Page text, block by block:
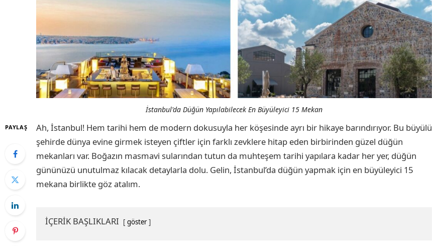
İstanbul'da Düğün Yapılabilecek En Büyüleyici 15 Mekan
PAYLAŞ
Ah, İstanbul! Hem tarihi hem de modern dokusuyla her köşesinde ayrı bir hikaye barındırıyor. Bu büyülü
şehirde dünya evine girmek isteyen çiftler için farklı zevklere hitap eden birbirinden güzel düğün
mekanları var. Boğazın masmavi sularından tutun da muhteşem tarihi yapılara kadar her yer, düğün
gününüzü unutulmaz kılacak detaylarla dolu. Gelin, İstanbul’da düğün yapmak için en büyüleyici 15
mekana birlikte göz atalım.
İÇERİK BAŞLIKLARI göster